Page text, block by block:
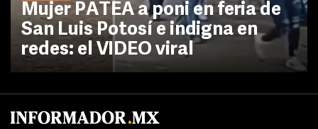
Mujer PATEA a poni en feria de
San Luis Potosí e indigna en
redes: el VIDEO viral